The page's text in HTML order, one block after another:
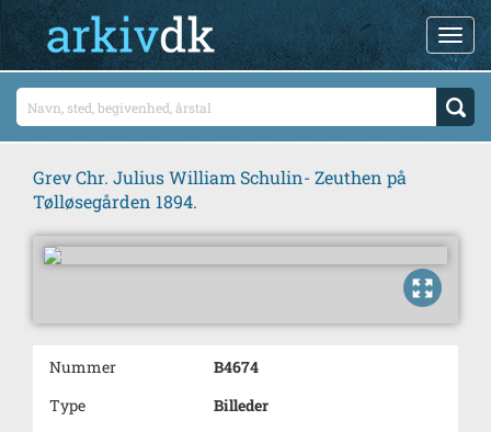
Grev Chr. Julius William Schulin- Zeuthen på
Tølløsegården 1894.
Nummer
B4674
Type
Billeder